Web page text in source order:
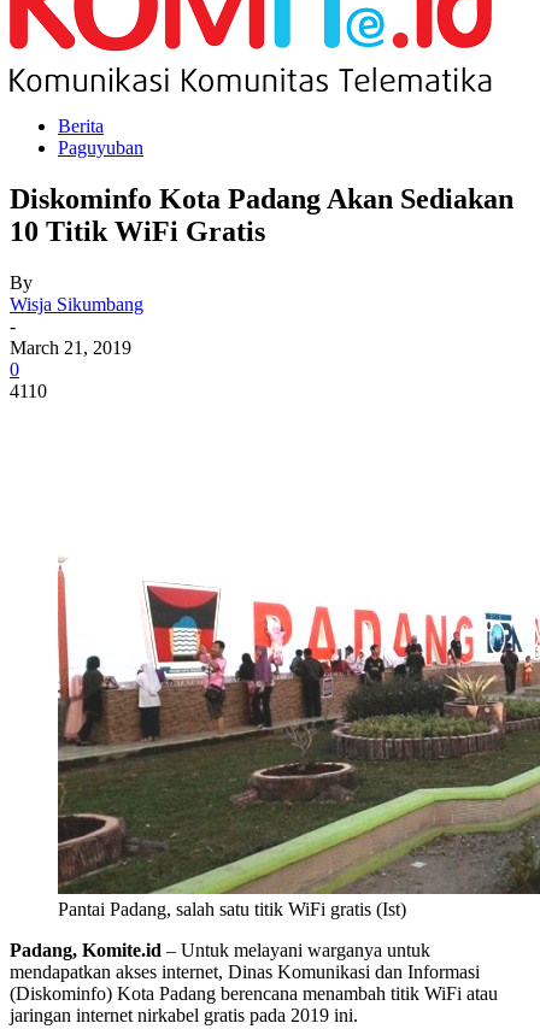
Berita
Paguyuban
Diskominfo Kota Padang Akan Sediakan
10 Titik WiFi Gratis
By
Wisja Sikumbang
-
March 21, 2019
0
4110
Pantai Padang, salah satu titik WiFi gratis (Ist)
Padang, Komite.id – Untuk melayani warganya untuk
mendapatkan akses internet, Dinas Komunikasi dan Informasi
(Diskominfo) Kota Padang berencana menambah titik WiFi atau
jaringan internet nirkabel gratis pada 2019 ini.